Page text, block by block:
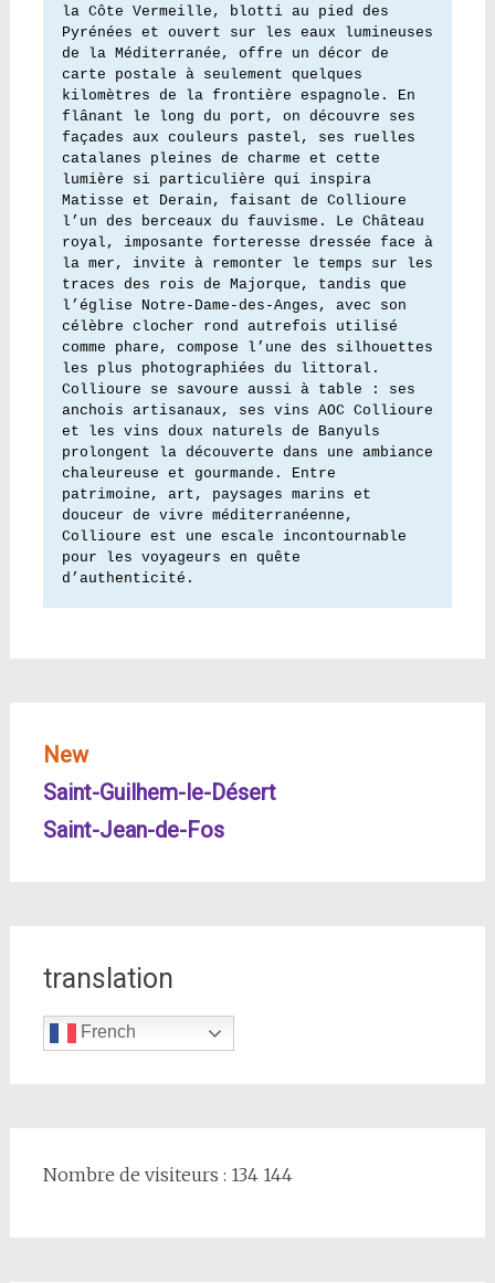
la Côte Vermeille, blotti au pied des
Pyrénées et ouvert sur les eaux lumineuses
de la Méditerranée, offre un décor de
carte postale à seulement quelques
kilomètres de la frontière espagnole. En
flânant le long du port, on découvre ses
façades aux couleurs pastel, ses ruelles
catalanes pleines de charme et cette
lumière si particulière qui inspira
Matisse et Derain, faisant de Collioure
l’un des berceaux du fauvisme. Le Château
royal, imposante forteresse dressée face à
la mer, invite à remonter le temps sur les
traces des rois de Majorque, tandis que
l’église Notre-Dame-des-Anges, avec son
célèbre clocher rond autrefois utilisé
comme phare, compose l’une des silhouettes
les plus photographiées du littoral.
Collioure se savoure aussi à table : ses
anchois artisanaux, ses vins AOC Collioure
et les vins doux naturels de Banyuls
prolongent la découverte dans une ambiance
chaleureuse et gourmande. Entre
patrimoine, art, paysages marins et
douceur de vivre méditerranéenne,
Collioure est une escale incontournable
pour les voyageurs en quête
d’authenticité.
New
Saint-Guilhem-le-Désert
Saint-Jean-de-Fos
translation
French
Nombre de visiteurs : 134 144